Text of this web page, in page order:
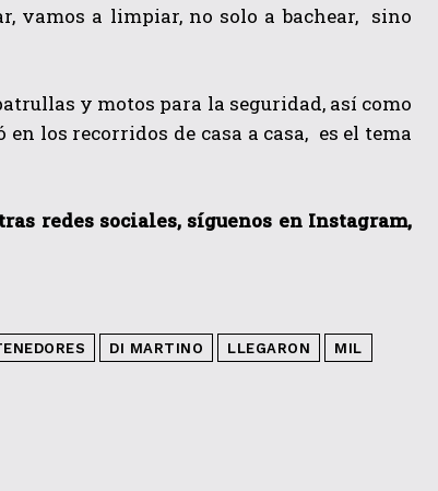
vamos a limpiar, no solo a bachear, sino
y motos para la seguridad, así como
los recorridos de casa a casa, es el tema
redes sociales, síguenos en Instagram,
DI MARTINO LLEGARON
MIL